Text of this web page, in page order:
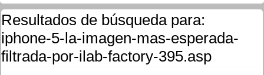
Resultados de búsqueda para:
iphone-5-la-imagen-mas-esperada-
filtrada-por-ilab-factory-395.asp